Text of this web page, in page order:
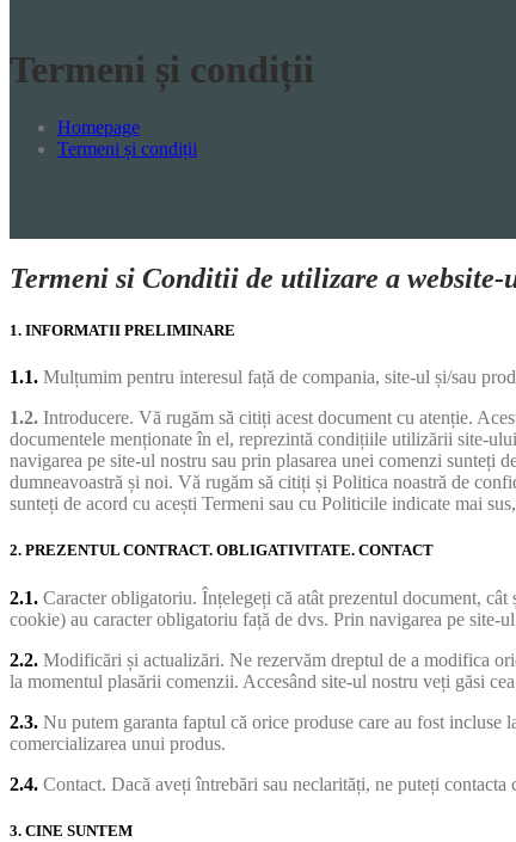
Termeni și condiții
Homepage
Termeni și condiții
Termeni si Conditii de utilizare a
1. INFORMATII PRELIMINARE
1.1. Mulțumim pentru interesul față de compania, site-ul și/sau
1.2. Introducere. Vă rugăm să citiți acest document cu atenție.
documentele menționate în el, reprezintă condițiile utilizării site-
navigarea pe site-ul nostru sau prin plasarea unei comenzi sunteți
dumneavoastră și noi. Vă rugăm să citiți și Politica noastră de
sunteți de acord cu acești Termeni sau cu Politicile indicate mai
2. PREZENTUL CONTRACT. OBLIGATIVITATE. CONTACT
2.1. Caracter obligatoriu. Înțelegeți că atât prezentul document,
cookie) au caracter obligatoriu față de dvs. Prin navigarea pe site-
2.2. Modificări și actualizări. Ne rezervăm dreptul de a modifica
la momentul plasării comenzii. Accesând site-ul nostru veți găsi
2.3. Nu putem garanta faptul că orice produse care au fost
comercializarea unui produs.
2.4. Contact. Dacă aveți întrebări sau neclarități, ne puteți
3. CINE SUNTEM